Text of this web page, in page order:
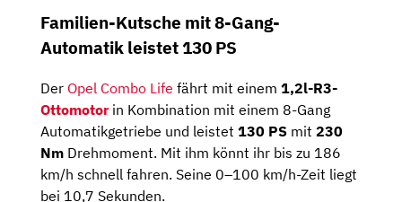
Familien-Kutsche mit 8-Gang-
Automatik leistet 130 PS
Der Opel Combo Life fährt mit einem 1,2l-R3-
Ottomotorin Kombination mit einem 8-Gang
Automatikgetriebe und leistet 130 PS mit 230
Nm Drehmoment. Mit ihm könnt ihr bis zu 186
km/h schnell fahren. Seine 0–100 km/h-Zeit liegt
bei 10,7 Sekunden.